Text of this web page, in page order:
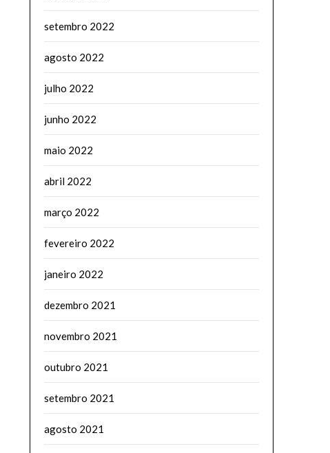
setembro 2022
agosto 2022
julho 2022
junho 2022
maio 2022
abril 2022
março 2022
fevereiro 2022
janeiro 2022
dezembro 2021
novembro 2021
outubro 2021
setembro 2021
agosto 2021